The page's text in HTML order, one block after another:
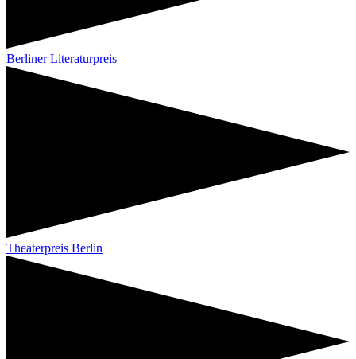
Berliner Literaturpreis
Theaterpreis Berlin